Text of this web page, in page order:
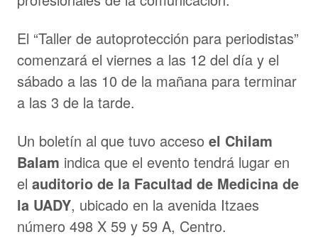
El “Taller de autoprotección para periodistas”
comenzará el viernes a las 12 del día y el
sábado a las 10 de la mañana para terminar
a las 3 de la tarde.
Un boletín al que tuvo acceso el Chilam
Balam indica que el evento tendrá lugar en
el auditorio de la Facultad de Medicina de
la UADY, ubicado en la avenida Itzaes
número 498 X 59 y 59 A, Centro.